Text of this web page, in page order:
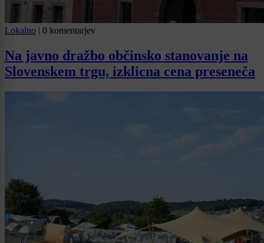
Lokalno | 0 komentarjev
Na javno dražbo občinsko stanovanje na
Slovenskem trgu, izklicna cena preseneča